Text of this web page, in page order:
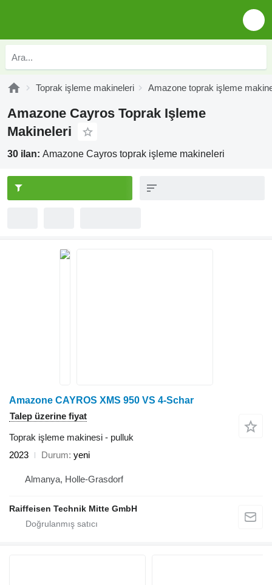
Toprak işleme makineleri Amazone toprak işleme
Amazone Cayros Toprak Işleme
Makineleri
30 ilan: Amazone Cayros toprak işleme makineleri
Amazone CAYROS XMS 950 VS 4-Schar
Talep üzerine fiyat
Toprak işleme makinesi - pulluk
2023
Durum yeni
Almanya, Holle-Grasdorf
Raiffeisen Technik Mitte GmbH